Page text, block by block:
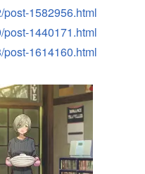
1582956.html
1440171.html
1614160.html